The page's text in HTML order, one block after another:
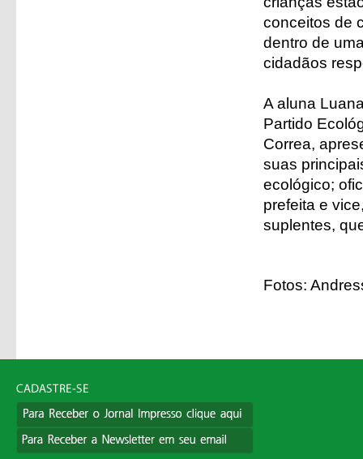
conceitos de
dentro de
cidadãos
A aluna
Partido
Correa,
suas
ecológico;
prefeita e
suplentes,
Fotos: